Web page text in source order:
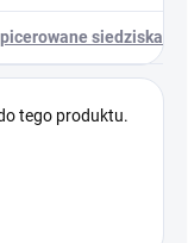
siedziska
tego produktu.